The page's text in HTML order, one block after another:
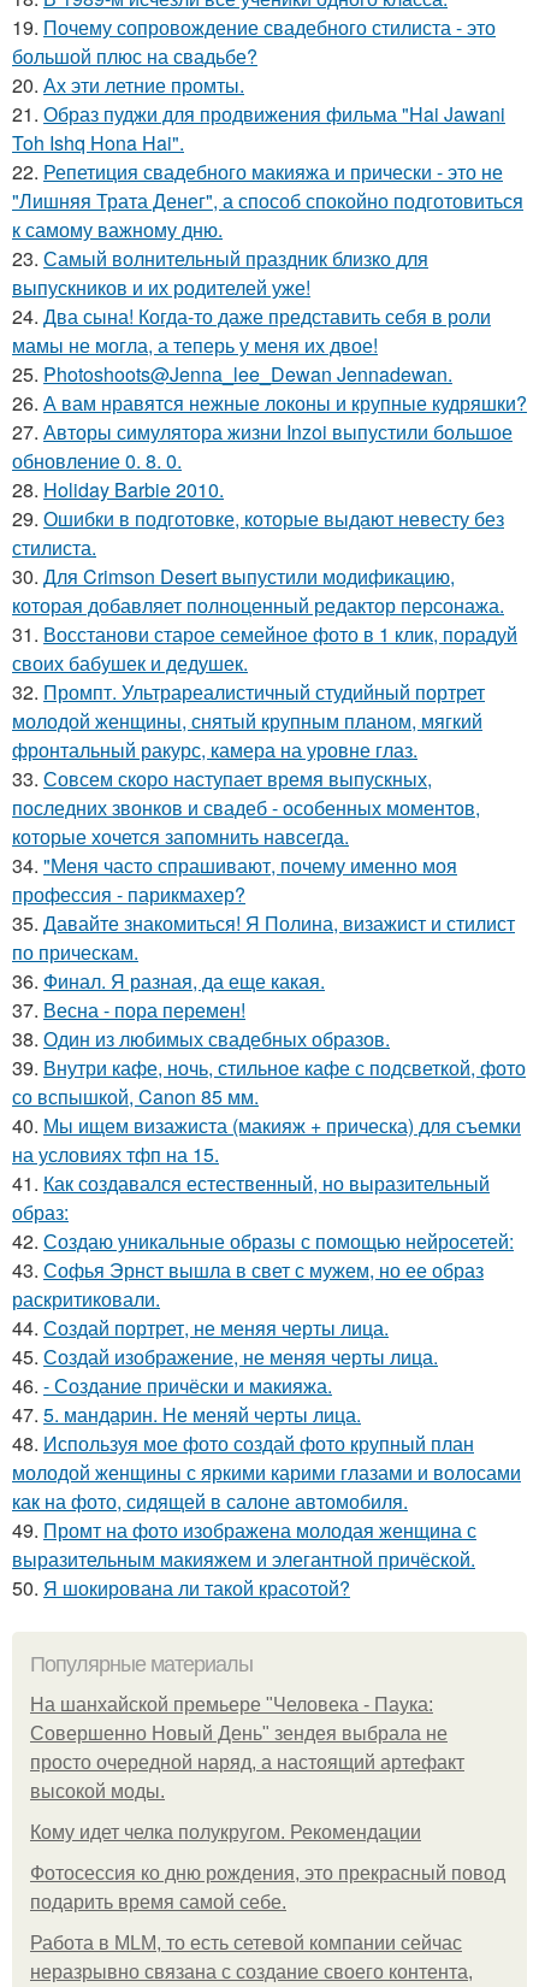
19. Почему сопровождение свадебного стилиста - это
большой плюс на свадьбе?
20. Ах эти летние промты.
21. Образ пуджи для продвижения фильма "Hai Jawani
Toh Ishq Hona Hai".
22. Репетиция свадебного макияжа и прически - это не
"Лишняя Трата Денег", а способ спокойно подготовиться
к самому важному дню.
23. Самый волнительный праздник близко для
выпускников и их родителей уже!
24. Два сына! Когда-то даже представить себя в роли
мамы не могла, а теперь у меня их двое!
25. Photoshoots@Jenna_lee_Dewan Jennadewan.
26. А вам нравятся нежные локоны и крупные кудряшки?
27. Авторы симулятора жизни Inzoi выпустили большое
обновление 0. 8. 0.
28. Holiday Barbie 2010.
29. Ошибки в подготовке, которые выдают невесту без
стилиста.
30. Для Crimson Desert выпустили модификацию,
которая добавляет полноценный редактор персонажа.
31. Восстанови старое семейное фото в 1 клик, порадуй
своих бабушек и дедушек.
32. Промпт. Ультрареалистичный студийный портрет
молодой женщины, снятый крупным планом, мягкий
фронтальный ракурс, камера на уровне глаз.
33. Совсем скоро наступает время выпускных,
последних звонков и свадеб - особенных моментов,
которые хочется запомнить навсегда.
34. "Меня часто спрашивают, почему именно моя
профессия - парикмахер?
35. Давайте знакомиться! Я Полина, визажист и стилист
по прическам.
36. Финал. Я разная, да еще какая.
37. Весна - пора перемен!
38. Один из любимых свадебных образов.
39. Внутри кафе, ночь, стильное кафе с подсветкой, фото
со вспышкой, Canon 85 мм.
40. Мы ищем визажиста (макияж + прическа) для съемки
на условиях тфп на 15.
41. Как создавался естественный, но выразительный
образ:
42. Создаю уникальные образы с помощью нейросетей:
43. Софья Эрнст вышла в свет с мужем, но ее образ
раскритиковали.
44. Создай портрет, не меняя черты лица.
45. Создай изображение, не меняя черты лица.
46. - Создание причёски и макияжа.
47. 5. мандарин. Не меняй черты лица.
48. Используя мое фото создай фото крупный план
молодой женщины с яркими карими глазами и волосами
как на фото, сидящей в салоне автомобиля.
49. Промт на фото изображена молодая женщина с
выразительным макияжем и элегантной причёской.
50. Я шокирована ли такой красотой?
Популярные материалы
На шанхайской премьере "Человека - Паука:
Совершенно Новый День" зендея выбрала не
просто очередной наряд, а настоящий артефакт
высокой моды.
Кому идет челка полукругом. Рекомендации
Фотосессия ко дню рождения, это прекрасный повод
подарить время самой себе.
Работа в MLM, то есть сетевой компании сейчас
неразрывно связана с создание своего контента,